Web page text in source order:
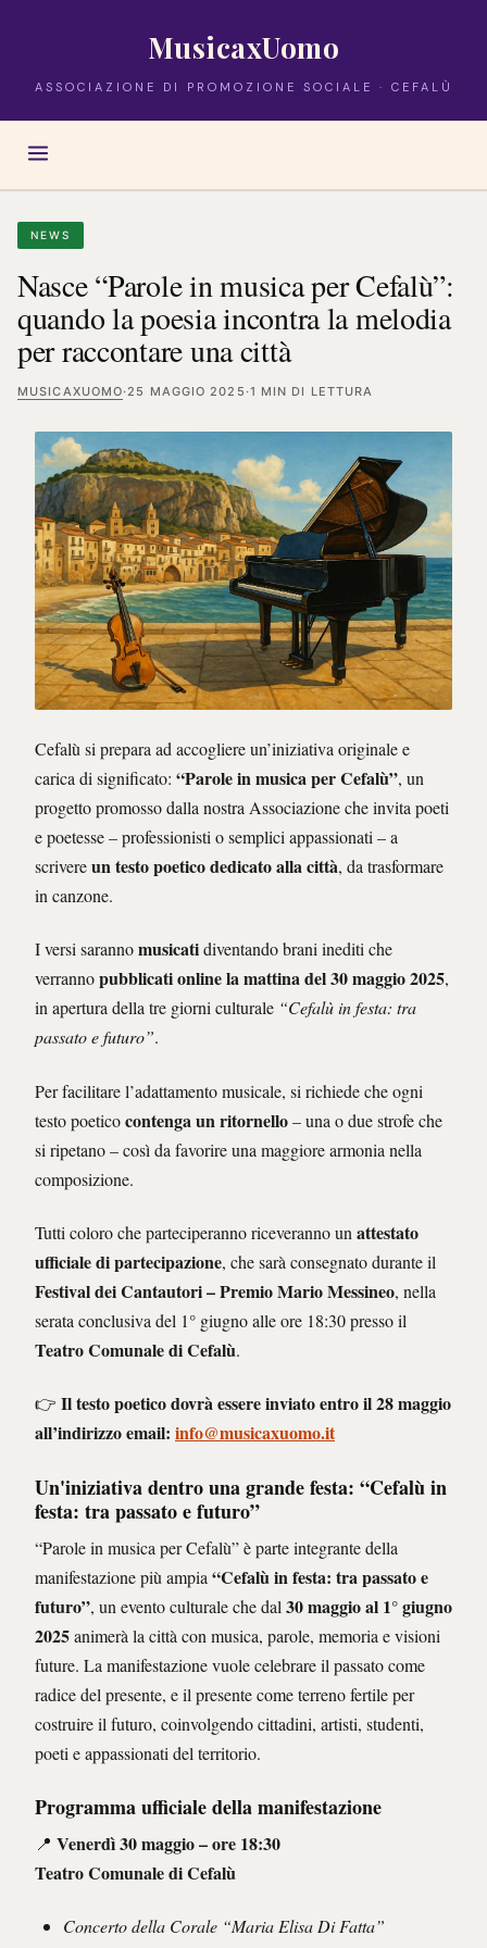
MusicaxUomo
ASSOCIAZIONE DI PROMOZIONE SOCIALE · CEFALÙ
NEWS
Nasce “Parole in musica per Cefalù”:
quando la poesia incontra la melodia
per raccontare una città
MUSICAXUOMO·25 MAGGIO 2025 ·1 MIN DI LETTURA
Cefalù si prepara ad accogliere un’iniziativa originale e
carica di significato: “Parole in musica per Cefalù”, un
progetto promosso dalla nostra Associazione che invita poeti
e poetesse – professionisti o semplici appassionati – a
scrivereun testo poetico dedicato alla città, da trasformare
in canzone.
I versi sarannomusicatidiventando brani inediti che
verrannopubblicati online la mattina del 30 maggio 2025,
in apertura della tre giorni culturale “Cefalù in festa: tra
passato e futuro”.
Per facilitare l’adattamento musicale, si richiede che ogni
testo poeticocontenga un ritornello– una o due strofe che
si ripetano – così da favorire una maggiore armonia nella
composizione.
Tutti coloro che parteciperanno riceveranno un attestato
ufficiale di partecipazione, che sarà consegnato durante il
Festival dei Cantautori – Premio Mario Messineo, nella
serata conclusiva del 1° giugno alle ore 18:30 presso il
Teatro Comunale di Cefalù.
👉 Il testo poetico dovrà essere inviato entro il 28 maggio
all’indirizzo email: info@musicaxuomo.it
Un'iniziativa dentro una grande festa: “Cefalù in
festa: tra passato e futuro”
“Parole in musica per Cefalù” è parte integrante della
manifestazione più ampia “Cefalù in festa: tra passato e
futuro”, un evento culturale che dal 30 maggio al 1° giugno
2025animerà la città con musica, parole, memoria e visioni
future. La manifestazione vuole celebrare il passato come
radice del presente, e il presente come terreno fertile per
costruire il futuro, coinvolgendo cittadini, artisti, studenti,
poeti e appassionati del territorio.
Programma ufficiale della manifestazione
📍 Venerdì 30 maggio – ore 18:30
Teatro Comunale di Cefalù
Concerto della Corale “Maria Elisa Di Fatta”